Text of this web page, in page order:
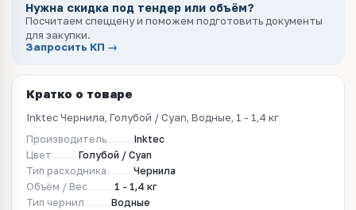
Нужна скидка под тендер или объём?
Посчитаем спеццену и поможем подготовить документы
для закупки.
Запросить КП →
Кратко о товаре
Inktec Чернила, Голубой / Cyan, Водные, 1 - 1,4 кг
Производитель
Inktec
Цвет
Голубой / Cyan
Тип расходника
Чернила
Объём / Вес
1 - 1,4 кг
Тип чернил
Водные